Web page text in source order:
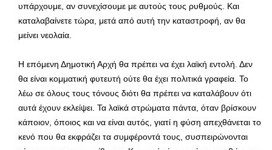
υπάρχουμε, αν συνεχίσουμε με αυτούς τους ρυθμούς. Και
καταλαβαίνετε τώρα, μετά από αυτή την καταστροφή, αν θα
μείνει νεολαία.
Η επόμενη Δημοτική Αρχή θα πρέπει να έχει λαϊκή εντολή. Δεν
θα είναι κομματική φυτευτή ούτε θα έχει πολιτικά γραφεία. Το
λέω σε όλους τους τόνους διότι θα πρέπει να καταλάβουν ότι
αυτά έχουν εκλείψει. Τα λαϊκά στρώματα πάντα, όταν βρίσκουν
κάποιον, όποιος και να είναι αυτός, γιατί η φύση απεχθάνεται το
κενό που θα εκφράζει τα συμφέροντά τους, συσπειρώνονται